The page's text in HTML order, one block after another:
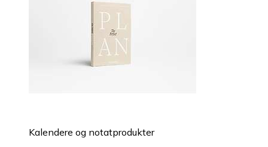
Kalendere og notatprodukter